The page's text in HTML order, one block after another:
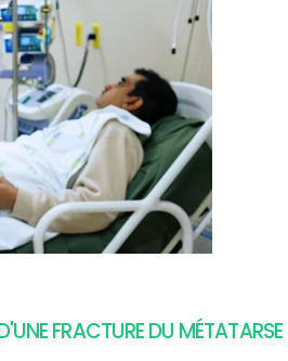
FRACTURE DU MÉTATARSE